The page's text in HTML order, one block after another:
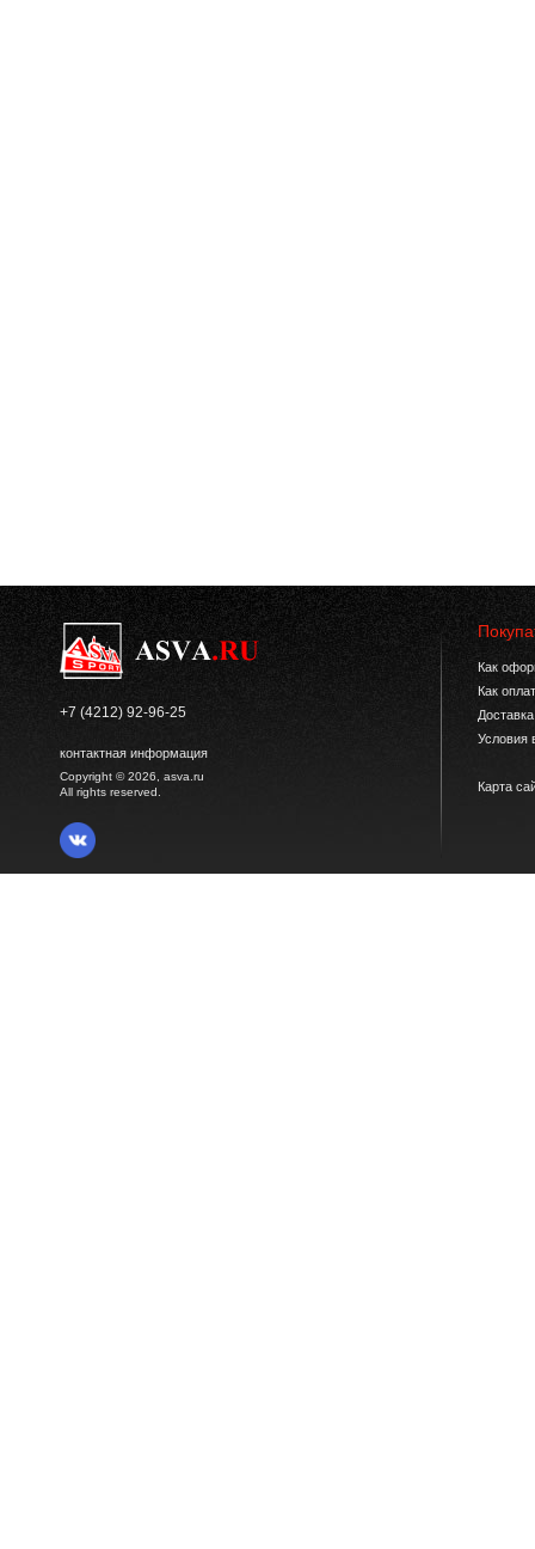
+7 (4212) 92-96-25
контактная информация
Copyright © 2026, asva.ru
All rights reserved.
Как
Как
Условия
Карта